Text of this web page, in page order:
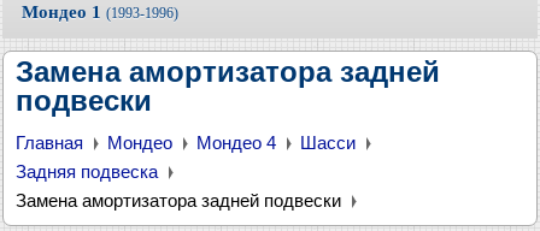
Мондео 1 (1993-1996)
Замена амортизатора задней
подвески
Главная Мондео Мондео 4
Шасси
Задняя подвеска
Замена амортизатора задней подвески